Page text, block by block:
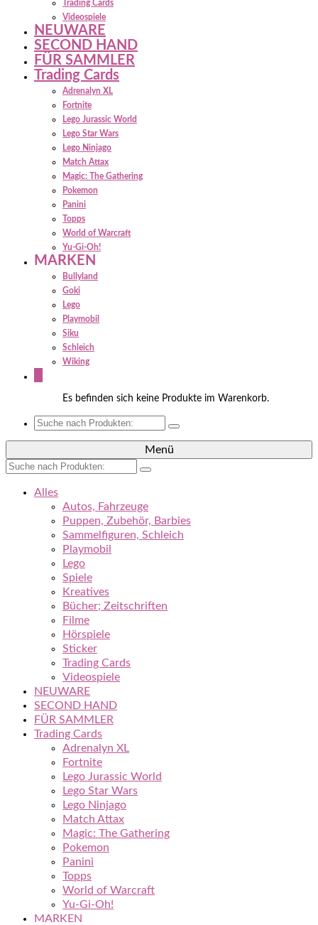
Trading Cards
Videospiele
NEUWARE
SECOND HAND
FÜR SAMMLER
Trading Cards
Adrenalyn XL
Fortnite
Lego Jurassic World
Lego Star Wars
Lego Ninjago
Match Attax
Magic: The Gathering
Pokemon
Panini
Topps
World of Warcraft
Yu-Gi-Oh!
MARKEN
Bullyland
Goki
Lego
Playmobil
Siku
Schleich
Wiking
Es befinden sich keine Produkte im Warenkorb.
Suche
Menü
Suche
Alles
Autos, Fahrzeuge
Puppen, Zubehör, Barbies
Sammelfiguren, Schleich
Playmobil
Lego
Spiele
Kreatives
Bücher; Zeitschriften
Filme
Hörspiele
Sticker
Trading Cards
Videospiele
NEUWARE
SECOND HAND
FÜR SAMMLER
Trading Cards
Adrenalyn XL
Fortnite
Lego Jurassic World
Lego Star Wars
Lego Ninjago
Match Attax
Magic: The Gathering
Pokemon
Panini
Topps
World of Warcraft
Yu-Gi-Oh!
MARKEN